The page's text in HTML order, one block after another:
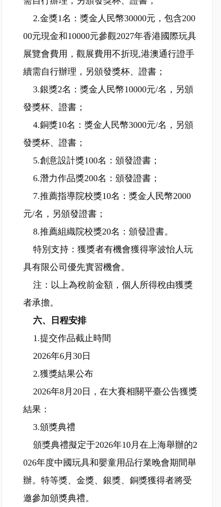
2.金獎1名：獎金人民幣30000元，包含200
00元現金和10000元參觀2027年香港國際玩具
展覽會費用，觀展費用不折現,港澳通行證手
續需自行辦理，另頒發獎杯、證書；
3.銀獎2名：獎金人民幣10000元/名，另頒
發獎杯、證書；
4.銅獎10名：獎金人民幣3000元/名，另頒
發獎杯、證書；
5.創意設計獎100名：頒發證書；
6.潛力作品獎200名：頒發證書；
7.推薦指導院校獎10名：獎金人民幣2000
元/名，另頒發證書；
8.推薦組織院校獎20名：頒發證書。
特別支持：獲獎者有機會獲得寧波怡人玩
具有限公司優先實習機會。
注：以上為稅前金額，個人所得稅由獲獎
者承擔。
六、日程安排
1.提交作品截止時間
2026年6月30日
2.獲獎結果公布
2026年8月20日，在大賽相關平臺公告獲獎
結果：
3.頒獎典禮
頒獎典禮擬定于2026年10月在上海舉辦的2
026年度中國玩具和嬰童用品行業晚會期間舉
辦。特等獎、金獎、銀獎、銅獎獲得者將受
邀參加頒獎典禮。